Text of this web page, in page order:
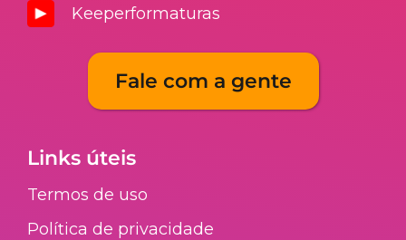
Keeperformaturas
Fale com a gente
Links úteis
Termos de uso
Política de privacidade